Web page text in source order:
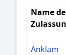
Name
Anklam